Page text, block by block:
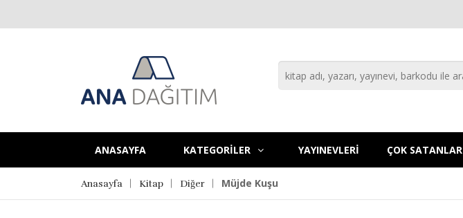
ANASAYFA KATEGORİLER YAYINEVLERİ ÇOK SATANLAR
Anasayfa Kitap Diğer Müjde Kuşu